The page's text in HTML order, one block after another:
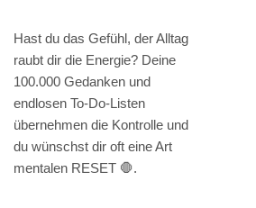
Hast du das Gefühl, der Alltag
raubt dir die Energie? Deine
100.000 Gedanken und
endlosen To-Do-Listen
übernehmen die Kontrolle und
du wünschst dir oft eine Art
mentalen RESET 🛑.